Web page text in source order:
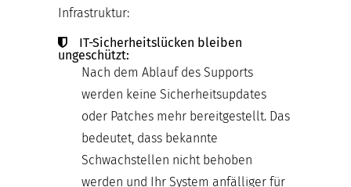
Infrastruktur:
IT-Sicherheitslücken bleiben
ungeschützt:
Nach dem Ablauf des Supports
werden keine Sicherheitsupdates
oder Patches mehr bereitgestellt. Das
bedeutet, dass bekannte
Schwachstellen nicht behoben
werden und Ihr System anfälliger für